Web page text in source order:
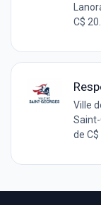
C$
Ville
Saint-
de